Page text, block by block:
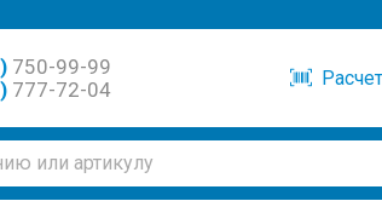
750-99-99
777-72-04